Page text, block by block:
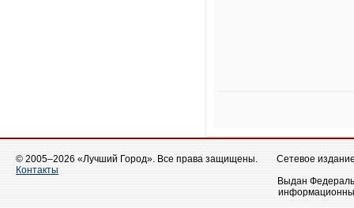
© 2005–2026 «Лучший Город». Все права защищены.
Контакты
Сетевое
Выдан